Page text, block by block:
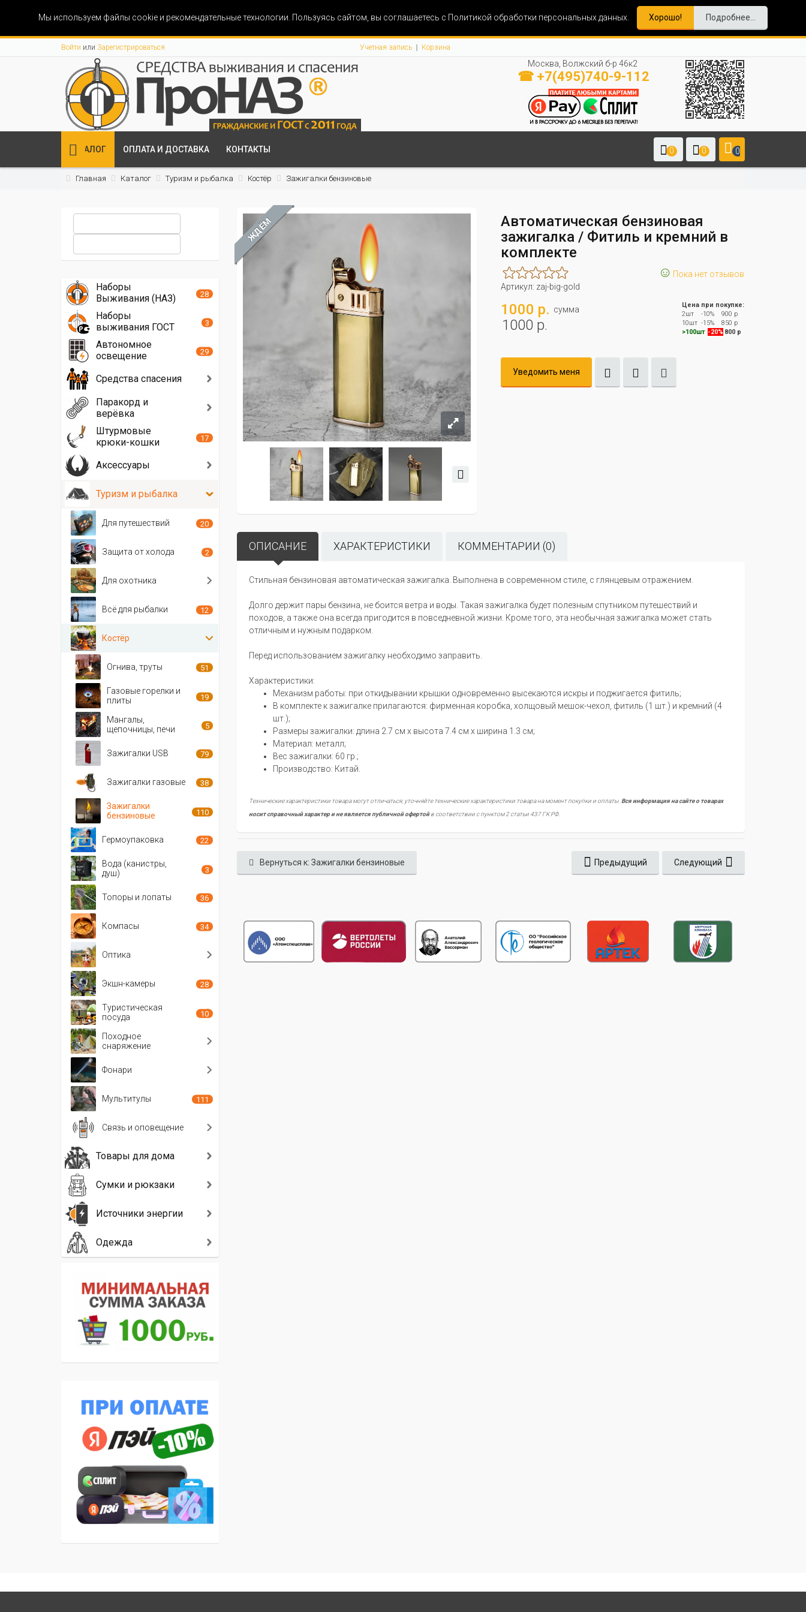
Мы используем файлы cookie и рекомендательные технологии. Пользуясь сайтом, вы соглашаетесь с Политикой обработки персональных данных. Хорошо! Подробнее...
Войти или Зарегистрироваться Учетная запись Корзина
Москва, Волжский б-р 46к2
☎ +7(495)740-9-112
КАТАЛОГ ОПЛАТА И ДОСТАВКА КОНТАКТЫ 0 0 0
Главная Каталог Туризм и рыбалка Костёр Зажигалки бензиновые
ЖДЁМ
Автоматическая бензиновая
зажигалка / Фитиль и кремний в
комплекте
☺ Пока нет отзывов
Артикул: zaj-big-gold
1000 р. сумма
1000 р.
Цена при покупке:
2шт
-10%
900 р
10шт -15%
850 р
>100шт -20% 800 р
Уведомить меня
ОПИСАНИЕ ХАРАКТЕРИСТИКИ КОММЕНТАРИИ (0)
Стильная бензиновая автоматическая зажигалка. Выполнена в современном стиле, с глянцевым отражением.
Долго держит пары бензина, не боится ветра и воды. Такая зажигалка будет полезным спутником путешествий и
походов, а также она всегда пригодится в повседневной жизни. Кроме того, эта необычная зажигалка может стать
отличным и нужным подарком.
Перед использованием зажигалку необходимо заправить.
Характеристики:
Механизм работы: при откидывании крышки одновременно высекаются искры и поджигается фитиль;
В комплекте к зажигалке прилагаются: фирменная коробка, холщовый мешок-чехол, фитиль (1 шт.) и кремний (4
шт.);
Размеры зажигалки: длина 2.7 см х высота 7.4 см х ширина 1.3 см;
Материал: металл;
Вес зажигалки: 60 гр.;
Производство: Китай.
Технические характеристики товара могут отличаться, уточняйте технические характеристики товара на момент покупки и оплаты. Вся информация на сайте о товарах
носит справочный характер и не является публичной офертойв соответствии с пунктом 2 статьи 437 ГК РФ.
Вернуться к: Зажигалки бензиновые Предыдущий Следующий
Наборы
Выживания (НАЗ)
28
Наборы
выживания ГОСТ
3
Автономное
освещение
29
Средства спасения
Паракорд и
верёвка
Штурмовые
крюки-кошки
17
Аксессуары
Туризм и рыбалка
Для путешествий 20
Защита от холода 2
Для охотника
Всё для рыбалки 12
Костёр
Огнива, труты 51
Газовые горелки и
плиты
19
Мангалы,
щепочницы, печи
5
Зажигалки USB 79
Зажигалки газовые 38
Зажигалки
бензиновые
110
Гермоупаковка 22
Вода (канистры,
душ)
3
Топоры и лопаты 36
Компасы 34
Оптика
Экшн-камеры 28
Туристическая
посуда
10
Походное
снаряжение
Фонари
Мультитулы 111
Связь и оповещение
Товары для дома
Сумки и рюкзаки
Источники энергии
Одежда